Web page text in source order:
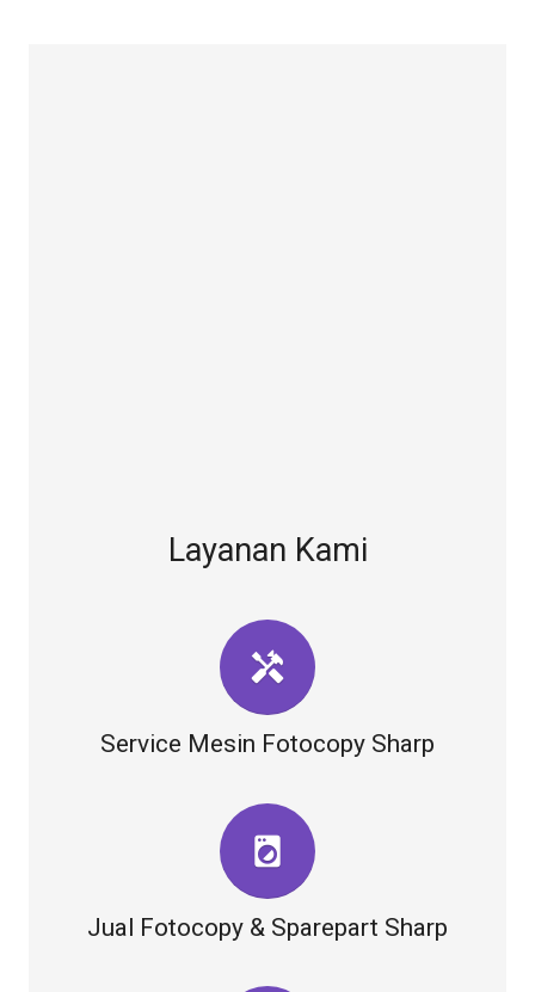
Layanan Kami
handyman
Service Mesin Fotocopy Sharp
local_laundry_service
Jual Fotocopy & Sparepart Sharp